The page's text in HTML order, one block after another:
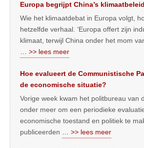
Europa begrijpt China’s
Wie het klimaatdebat in Europa volgt,
hetzelfde verhaal. ‘Europa offert zijn
klimaat, terwijl China onder het mom
… >> lees meer
Hoe evalueert de Communistische
de economische situatie?
Vorige week kwam het politbureau van
onder meer om een periodieke
economische toestand en politiek te
publiceerden … >> lees meer